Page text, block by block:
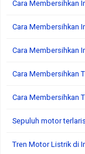
Cara Membersihkan
Cara Membersihkan
Cara Membersihkan
Cara Membersihkan
Cara Membersihkan
Sepuluh motor
Tren Motor Listrik di